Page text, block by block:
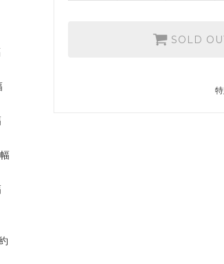
SOLD
SOLD